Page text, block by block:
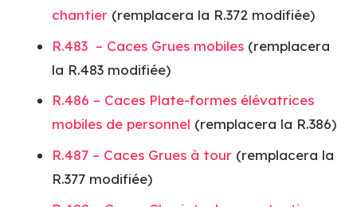
chantier(remplacera la R.372 modifiée)
R.483 – Caces Grues mobiles(remplacera
la R.483 modifiée)
R.486 – Caces Plate-formes élévatrices
mobiles de personnel (remplacera la R.386)
R.487 – Caces Grues à tour(remplacera la
R.377 modifiée)